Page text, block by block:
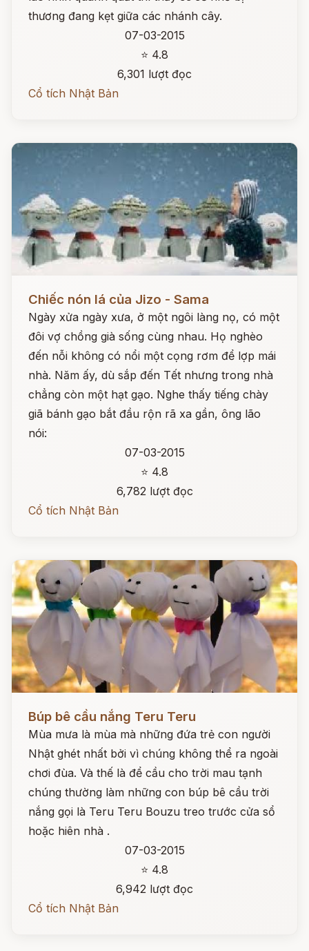
thương đang kẹt giữa các nhánh cây.
07-03-2015
⭐ 4.8
6,301 lượt đọc
Cổ tích Nhật Bản
Đọc ngay
Chiếc nón lá của Jizo - Sama
Ngày xửa ngày xưa, ở một ngôi làng nọ, có một
đôi vợ chồng già sống cùng nhau. Họ nghèo
đến nỗi không có nổi một cọng rơm để lợp mái
nhà. Năm ấy, dù sắp đến Tết nhưng trong nhà
chẳng còn một hạt gạo. Nghe thấy tiếng chày
giã bánh gạo bắt đầu rộn rã xa gần, ông lão
nói:
07-03-2015
⭐ 4.8
6,782 lượt đọc
Cổ tích Nhật Bản
Búp bê cầu nắng Teru Teru
Mùa mưa là mùa mà những đứa trẻ con người
Nhật ghét nhất bởi vì chúng không thể ra ngoài
chơi đùa. Và thế là để cầu cho trời mau tạnh
chúng thường làm những con búp bê cầu trời
nắng gọi là Teru Teru Bouzu treo trước cửa sổ
hoặc hiên nhà .
07-03-2015
⭐ 4.8
6,942 lượt đọc
Cổ tích Nhật Bản